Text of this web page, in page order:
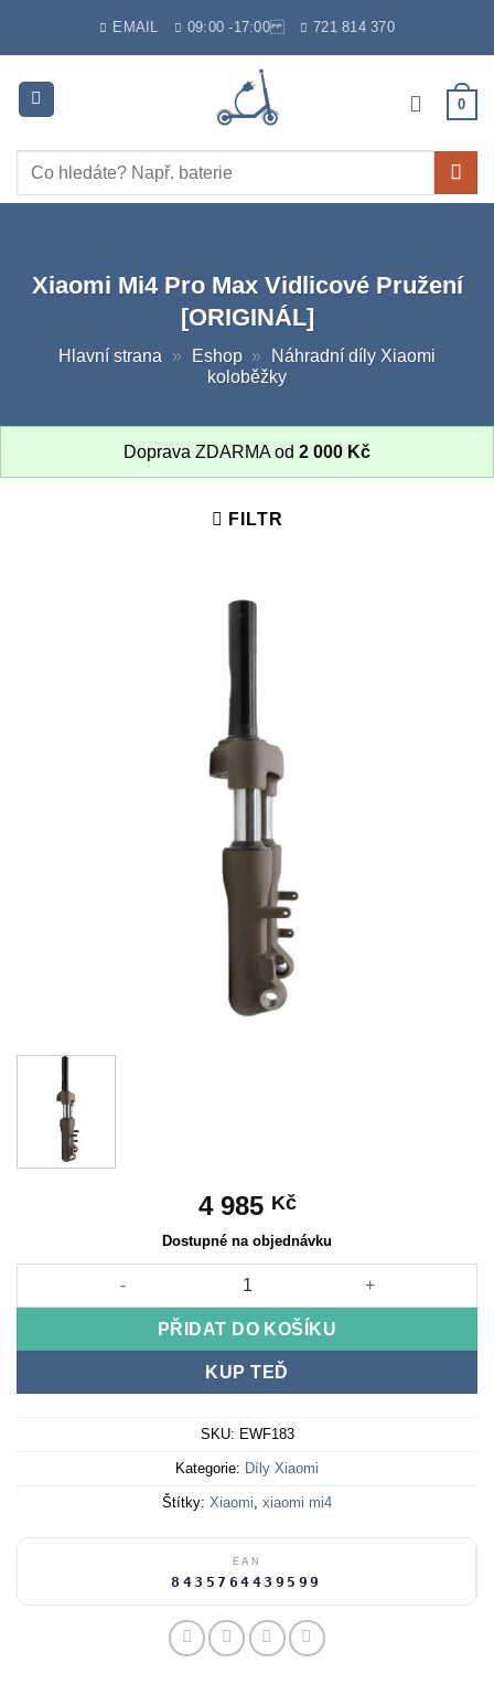
EMAIL 09:00 -17:00 721 814 370
0
Hledat:
Xiaomi Mi4 Pro Max Vidlicové Pružení
[ORIGINÁL]
Hlavní strana » Eshop »
Náhradní díly Xiaomi
koloběžky
Doprava ZDARMA od 2 000 Kč
FILTR
4 985 Kč
Dostupné na objednávku
Xiaomi Mi4 Pro Max Vidlicové Pružení [ORIGINÁL] množství
PŘIDAT DO KOŠÍKU
KUP TEĎ
SKU: EWF183
Kategorie: Díly Xiaomi
Štítky: Xiaomi, xiaomi mi4
EAN
8435764439599